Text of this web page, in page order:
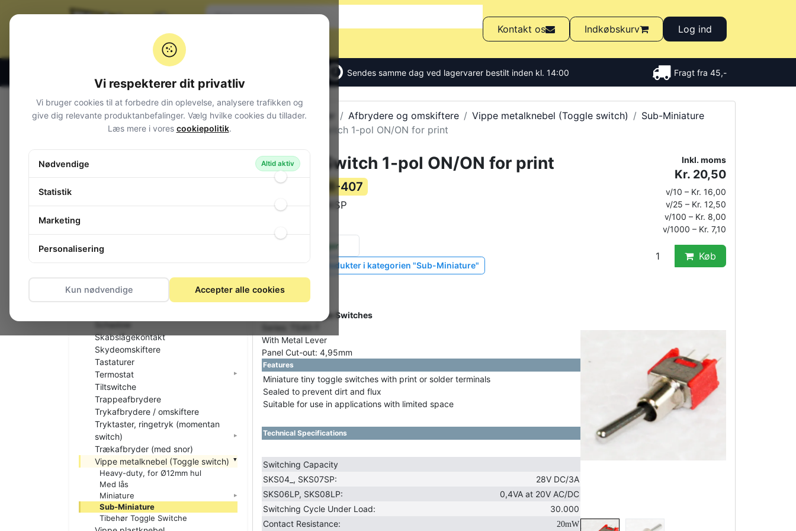
Kontakt os Indkøbskurv Log ind
Sendes samme dag ved lagervarer bestilt inden kl. 14:00 Fragt fra 45,-
Alle produkter Afbrydere og omskiftere Vippe metalknebel (Toggle switch)
Sub-Miniature
Toggle Switch 1-pol ON/ON for print
Toggle Switch 1-pol ON/ON for print
88-407
Varekode: SKS04SP
på lager
Vis lignende produkter i kategorien "Sub-Miniature"
Gruppe:
E2337
SALECOM Toggle Switches
With Metal Lever
Panel Cut-out: 4,95mm
Features
Miniature tiny toggle switches with print or solder terminals
Sealed to prevent dirt and flux
Suitable for use in applications with limited space
Technical Specifications
Switching Capacity
SKS04_, SKS07SP:
28V DC/3A
SKS06LP, SKS08LP:
0,4VA at 20V AC/DC
Switching Cycle Under Load:
30.000
Contact Resistance:
20mW
Inkl. moms
Kr. 20,50
v/10 – Kr. 16,00
v/25 – Kr. 12,50
v/100 – Kr. 8,00
v/1000 – Kr. 7,10
Køb
Varegrupper
Magnetkontakt (REED)
Nøgleafbrydere
Schadow
Skabslågekontakt
Skydeomskiftere
Tastaturer
Termostat
Tiltswitche
Trappeafbrydere
Trykafbrydere / omskiftere
Tryktaster, ringetryk (momentan
switch)
Trækafbryder (med snor)
Vippe metalknebel (Toggle switch)
Heavy-duty, for Ø12mm hul
Med lås
Miniature
Sub-Miniature
Tibehør Toggle Switche
Vi respekterer dit privatliv
Vi bruger cookies til at forbedre din oplevelse, analysere trafikken og
give dig relevante produktanbefalinger. Vælg hvilke cookies du tillader.
Læs mere i vores cookiepolitik.
Nødvendige Altid aktiv
Statistik
Marketing
Personalisering
Kun nødvendige Accepter alle cookies